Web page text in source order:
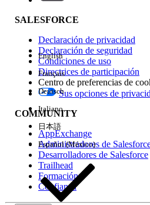
Repercusión de función
Edición
Experiencia
SALESFORCE
Declaración de privacidad
Declaración de seguridad
Condiciones de uso
Directrices de participación
Centro de preferencias de
Sus opciones de
COMMUNITY
AppExchange
Administradores de
Desarrolladores de Salesforce
Trailhead
Formación
Confianza
English
Français
Deutsch
Italiano
日本語
Español (México)